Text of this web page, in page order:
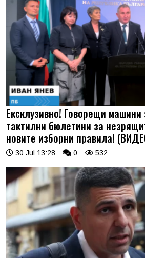
Ексклузивно! Говорещи машини
тактилни бюлетини за
новите изборни правила!
30 Jul 13:28 0 532